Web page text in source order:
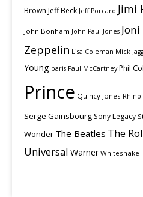
Brown Jeff Beck Jeff Porcaro Jimi
John Bonham John Paul Jones
Zeppelin Lisa Coleman Mick
Young paris Paul McCartney Phil
Prince Quincy Jones Rhino
Serge Gainsbourg Sony Legacy
Wonder The Beatles The
Universal Warner Whitesnake